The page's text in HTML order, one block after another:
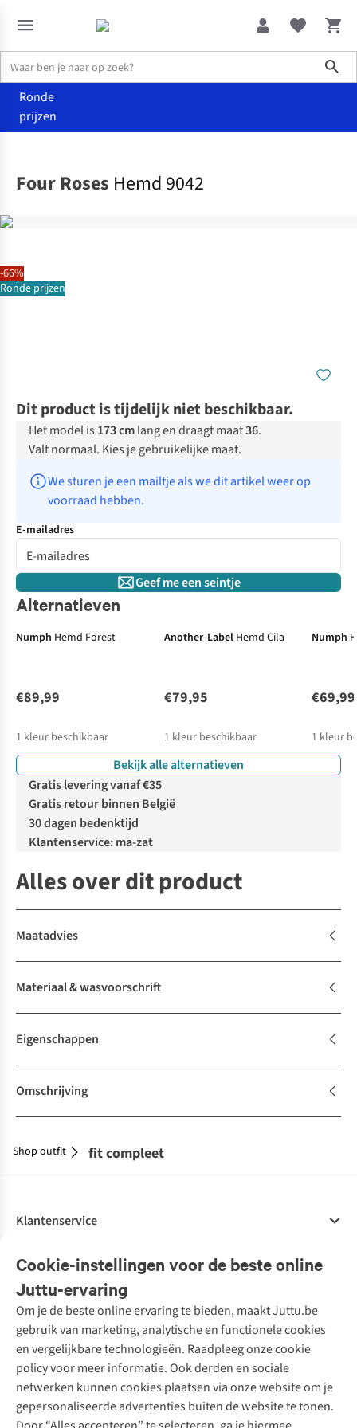
Ronde
prijzen
-66%
Ronde prijzen
Four Roses Hemd 9042
Dit product is tijdelijk niet beschikbaar.
Het model is 173 cmlang en draagt maat36.
Valt normaal. Kies je gebruikelijke maat.
We sturen je een mailtje als we dit artikel weer op
voorraad hebben.
E-mailadres
Geef me een seintje
Alternatieven
Numph Hemd Forest
€89,99
1 kleur beschikbaar
Another-Label Hemd Cila
€79,95
1 kleur beschikbaar
Numph
€69,99
1 kleur
Bekijk alle alternatieven
Gratis levering vanaf €35
Gratis retour binnen België
30 dagen bedenktijd
Klantenservice: ma-zat
Alles over dit product
Maatadvies
Materiaal & wasvoorschrift
Eigenschappen
Omschrijving
Maak je outfit compleet
Shop outfit
Cookie-instellingen voor de beste online
Juttu-ervaring
Om je de beste online ervaring te bieden, maakt Juttu.be
gebruik van marketing, analytische en functionele cookies
en vergelijkbare technologieën. Raadpleeg onze cookie
policy voor meer informatie. Ook derden en sociale
netwerken kunnen cookies plaatsen via onze website om je
gepersonaliseerde advertenties buiten de website te tonen.
Klantenservice
Bestellen
Betalen
10% studentenkorting
Klarna - achteraf betalen
Levering
Retourneren
Bestelling herroepen
Garantie
Onze diensten
Tweedehands - ReJUsed
Kledingatelier
Personal shopping
Textielbox
Events / workshops
Juttu
Over ons
Juttu Friends
Inspiratie
Werken bij Juttu
Onze winkels
Merken
Nathalie Vleeschouwer
Selected dames
Meld je aan voor de nieuwsbrief